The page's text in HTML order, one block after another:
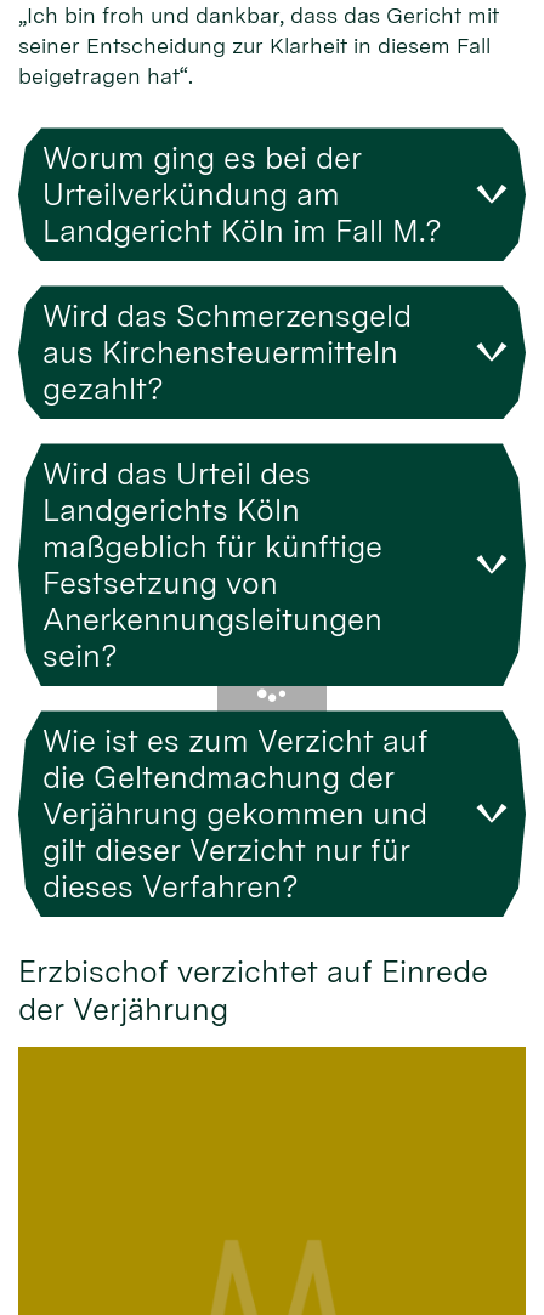
„Ich bin froh und dankbar, dass das Gericht mit
seiner Entscheidung zur Klarheit in diesem Fall
beigetragen hat“.
Worum ging es bei der
Urteilverkündung am
Landgericht Köln im Fall M.?
Wird das Schmerzensgeld
aus Kirchensteuermitteln
gezahlt?
Wird das Urteil des
Landgerichts Köln
maßgeblich für künftige
Festsetzung von
Anerkennungsleitungen
sein?
Wie ist es zum Verzicht auf
die Geltendmachung der
Verjährung gekommen und
gilt dieser Verzicht nur für
dieses Verfahren?
Erzbischof verzichtet auf Einrede
der Verjährung